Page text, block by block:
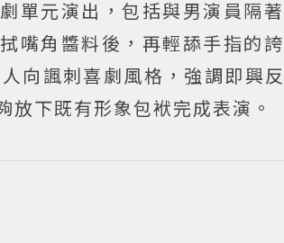
單元演出，包括與男演員隔
嘴角醬料後，再輕舔手指的
向諷刺喜劇風格，強調即興
下既有形象包袱完成表演。